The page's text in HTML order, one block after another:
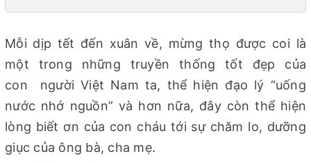
Mỗi dịp tết đến xuân về, mừng thọ được coi là
một trong những truyền thống tốt đẹp của
con người Việt Nam ta, thể hiện đạo lý “uống
nước nhớ nguồn” và hơn nữa, đây còn thể hiện
lòng biết ơn của con cháu tới sự chăm lo, dưỡng
giục của ông bà, cha mẹ.